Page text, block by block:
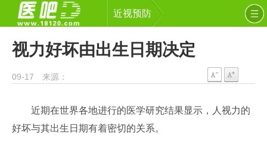
近视预防
视力好坏由出生日期决定
09-17 来源：
近期在世界各地进行的医学研究结果显示，人视力的
好坏与其出生日期有着密切的关系。